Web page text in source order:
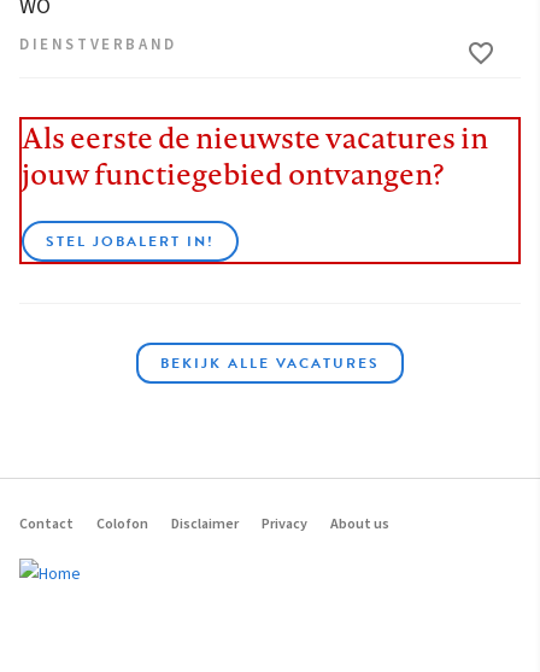
WO
DIENSTVERBAND
Als eerste de nieuwste vacatures in
jouw functiegebied ontvangen?
STEL JOBALERT IN!
BEKIJK ALLE VACATURES
Footer
navigation
Contact Colofon Disclaimer Privacy About us